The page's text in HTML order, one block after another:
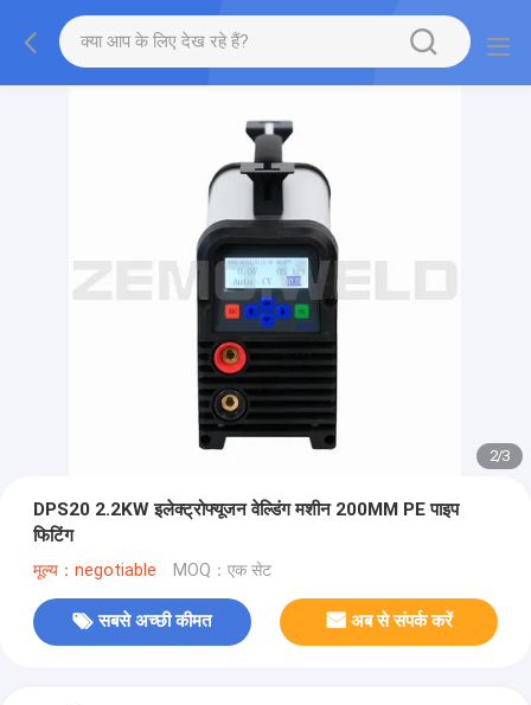
2/3
DPS20 2.2KW इलेक्ट्रोफ्यूजन वेल्डिंग मशीन 200MM PE पाइप
फिटिंग
मूल्य：negotiable MOQ：एक सेट
सबसे अच्छी कीमत अब से संपर्क करें